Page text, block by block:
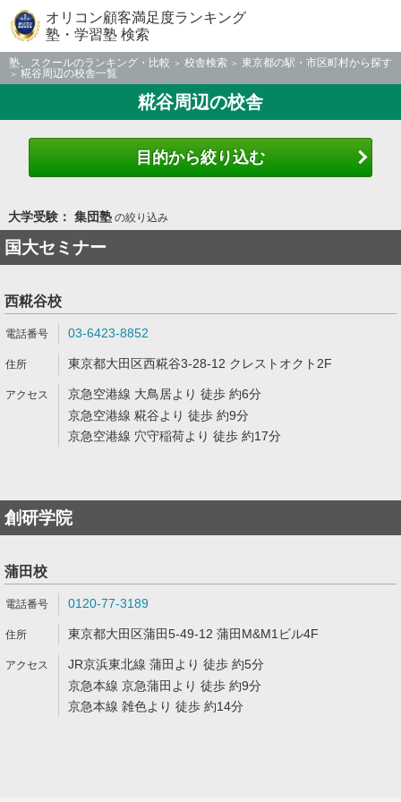
オリコン顧客満足度ランキング
塾・学習塾 検索
塾、スクールのランキング・比較 校舎検索
東京都の駅・市区町村から探す
糀谷周辺の校舎一覧
糀谷周辺の校舎
目的から絞り込む
大学受験： 集団塾の絞り込み
国大セミナー
西糀谷校
03-6423-8852
東京都大田区西糀谷3-28-12 クレストオクト2F
京急空港線 大鳥居より 徒歩 約6分
京急空港線 糀谷より 徒歩 約9分
京急空港線 穴守稲荷より 徒歩 約17分
創研学院
蒲田校
0120-77-3189
東京都大田区蒲田5-49-12 蒲田M&M1ビル4F
JR京浜東北線 蒲田より 徒歩 約5分
京急本線 京急蒲田より 徒歩 約9分
京急本線 雑色より 徒歩 約14分